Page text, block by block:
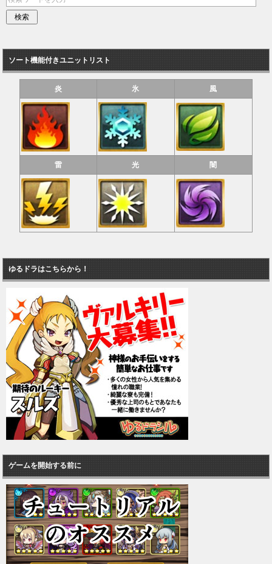
ソート機能付きユニットリスト
炎 氷 風
雷 光 闇
ゆるドラはこちらから！
ゲームを開始する前に